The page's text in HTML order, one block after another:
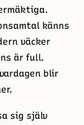
känns
väcker
är full.
blir
sig själv